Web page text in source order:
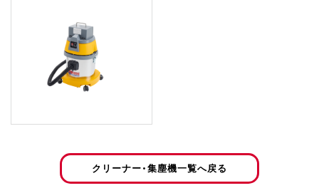
クリーナー・集塵機一覧へ戻る